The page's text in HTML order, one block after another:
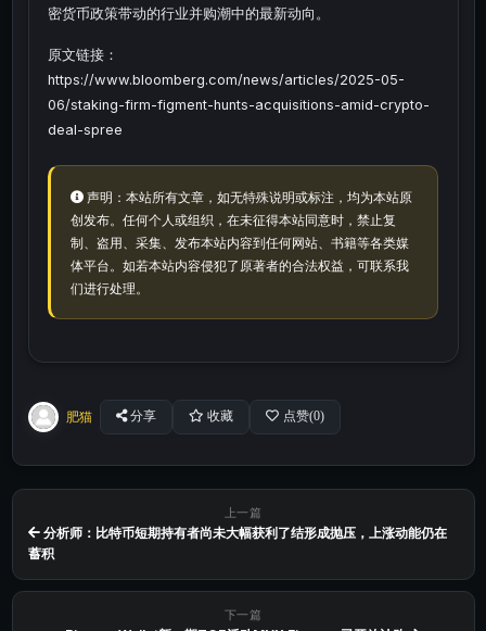
密货币政策带动的行业并购潮中的最新动向。
原文链接：
https://www.bloomberg.com/news/articles/2025-05-
06/staking-firm-figment-hunts-acquisitions-amid-crypto-
deal-spree
声明：本站所有文章，如无特殊说明或标注，均为本站原
创发布。任何个人或组织，在未征得本站同意时，禁止复
制、盗用、采集、发布本站内容到任何网站、书籍等各类媒
体平台。如若本站内容侵犯了原著者的合法权益，可联系我
们进行处理。
肥猫 分享 收藏 点赞(0)
上一篇
分析师：比特币短期持有者尚未大幅获利了结形成抛压，上涨动能仍在
蓄积
下一篇